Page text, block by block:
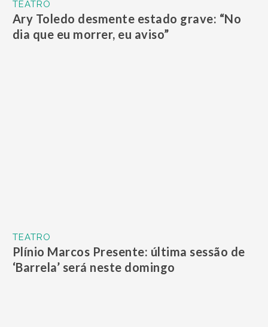
TEATRO
Ary Toledo desmente estado grave: “No
dia que eu morrer, eu aviso”
TEATRO
Plínio Marcos Presente: última sessão de
‘Barrela’ será neste domingo